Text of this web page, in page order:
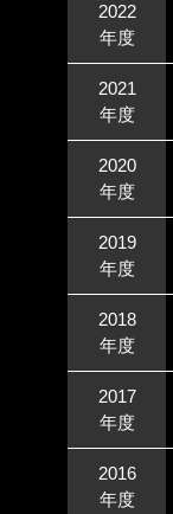
2022
年度
2021
年度
2020
年度
2019
年度
2018
年度
2017
年度
2016
年度